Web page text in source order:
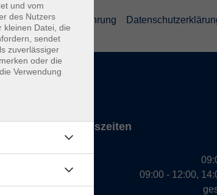
Widerrufsbelehrung
Öffnungszeiten
Dienstag
Mittwoch
09:00 - 12:00,
und vom
des Nutzers
kleinen Datei, die
sendet
zuverlässiger
oder die
Verwendung